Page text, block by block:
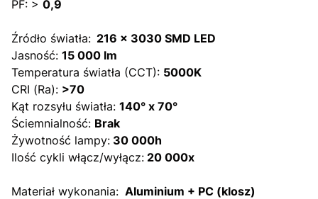
PF: > 0,9
Źródło światła: 216 x 3030 SMD LED
Jasność: 15 000 lm
Temperatura światła (CCT): 5000K
CRI (Ra): >70
Kąt rozsyłu światła: 140° x 70°
Ściemnialność: Brak
Żywotność lampy: 30 000h
Ilość cykli włącz/wyłącz: 20 000x
Materiał wykonania: Aluminium + PC (klosz)